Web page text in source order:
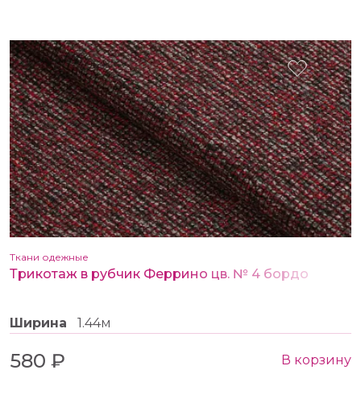
Ткани одежные
Трикотаж в рубчик Феррино цв. № 4 бордо
Ширина 1.44м
580 ₽ В корзину